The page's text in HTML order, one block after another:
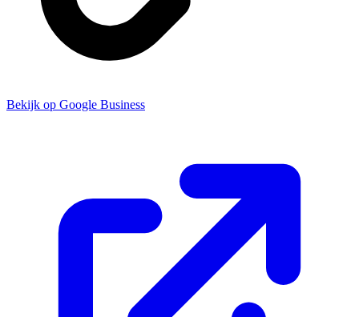
Bekijk op Google Business